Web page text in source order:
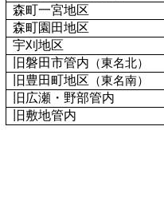
森町一宮地区
森町園田地区
宇刈地区
旧磐田市管内 （東名北）
旧豊田町地区 （東名南）
旧広瀬・野部管内
旧敷地管内